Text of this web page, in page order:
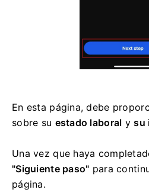
En esta página, debe
sobre su estado laboral ysu
Una vez que haya
"Siguiente paso" para
página.